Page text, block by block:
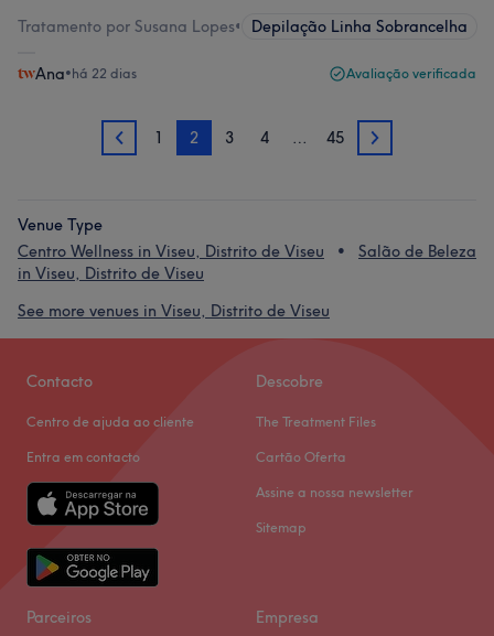
Tratamento por Susana Lopes• Depilação Linha Sobrancelha
Ana•há 22 dias Avaliação verificada
1 1 2 3 4 … 45 3
Venue Type
Centro Wellness in Viseu, Distrito de Viseu
Salão de Beleza
in Viseu, Distrito de Viseu
See more venues in Viseu, Distrito de Viseu
Contacto
Centro de ajuda ao cliente
Entra em contacto
Descobre
The Treatment Files
Cartão Oferta
Assine a nossa newsletter
Sitemap
Parceiros Empresa